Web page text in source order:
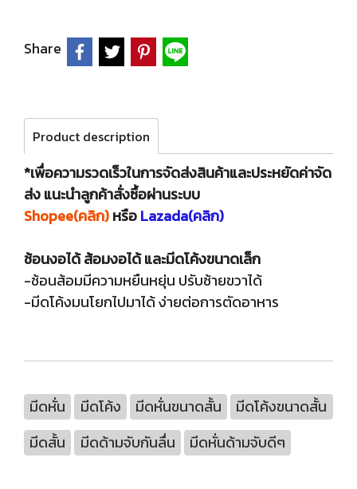
Share
Product description
*เพื่อความรวดเร็วในการจัดส่งสินค้าและประหยัดค่าจัด
ส่ง แนะนำลูกค้าสั่งซื้อผ่านระบบ
Shopee(คลิก)หรือLazada(คลิก)
ช้อนงอได้ ส้อมงอได้ และมีดโค้งขนาดเล็ก
-ช้อนส้อมมีความหยืนหยุ่น ปรับซ้ายขวาได้
-มีดโค้งมนโยกไปมาได้ ง่ายต่อการตัดอาหาร
มีดหั่น มีดโค้ง มีดหั่นขนาดสั้น
มีดโค้งขนาดสั้น
มีดสั้น
มีดด้ามจับกันลื่น มีดหั่นด้ามจับดีๆ